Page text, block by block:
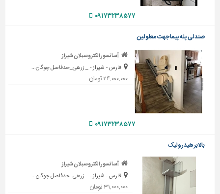
ساختمان
ترافیک
و
سازه
سایر
۰۹۱۷۳۲۳۸۵۷۷
صندلی پله پیما جهت معلولین
آسانسور الکتروسبلان شیراز
فارس - شیراز - _ زرهی_حدفاصل چوگان...
۲۴,۰۰۰,۰۰۰ تومان
۰۹۱۷۳۲۳۸۵۷۷
بالابر هیدرولیک
آسانسور الکتروسبلان شیراز
فارس - شیراز - _ زرهی_حدفاصل چوگان...
۳۱,۰۰۰,۰۰۰ تومان